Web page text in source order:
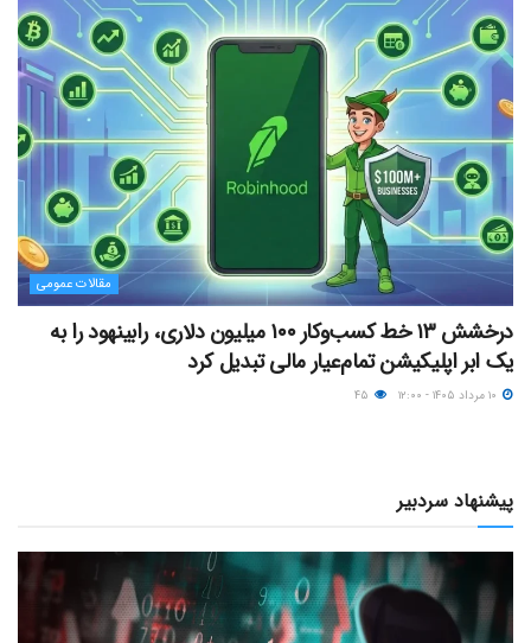
مقالات عمومی
درخشش ۱۳ خط کسب‌وکار ۱۰۰ میلیون دلاری، رابینهود را به
یک ابر اپلیکیشن تمام‌عیار مالی تبدیل کرد
پیشنهاد سردبیر